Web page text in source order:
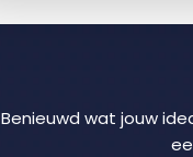
Benieuwd wat jouw